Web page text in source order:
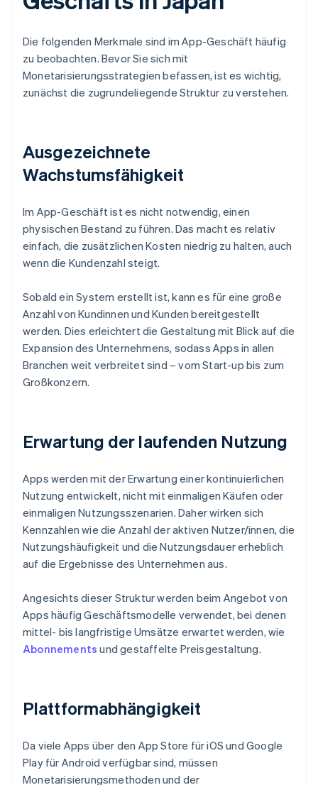
Die folgenden Merkmale sind im App-Geschäft häufig
zu beobachten. Bevor Sie sich mit
Monetarisierungsstrategien befassen, ist es wichtig,
zunächst die zugrundeliegende Struktur zu verstehen.
Ausgezeichnete
Wachstumsfähigkeit
Im App-Geschäft ist es nicht notwendig, einen
physischen Bestand zu führen. Das macht es relativ
einfach, die zusätzlichen Kosten niedrig zu halten, auch
wenn die Kundenzahl steigt.
Sobald ein System erstellt ist, kann es für eine große
Anzahl von Kundinnen und Kunden bereitgestellt
werden. Dies erleichtert die Gestaltung mit Blick auf die
Expansion des Unternehmens, sodass Apps in allen
Branchen weit verbreitet sind – vom Start-up bis zum
Großkonzern.
Erwartung der laufenden Nutzung
Apps werden mit der Erwartung einer kontinuierlichen
Nutzung entwickelt, nicht mit einmaligen Käufen oder
einmaligen Nutzungsszenarien. Daher wirken sich
Kennzahlen wie die Anzahl der aktiven Nutzer/innen, die
Nutzungshäufigkeit und die Nutzungsdauer erheblich
auf die Ergebnisse des Unternehmen aus.
Angesichts dieser Struktur werden beim Angebot von
Apps häufig Geschäftsmodelle verwendet, bei denen
mittel- bis langfristige Umsätze erwartet werden, wie
Abonnements und gestaffelte Preisgestaltung.
Plattformabhängigkeit
Da viele Apps über den App Store für iOS und Google
Play für Android verfügbar sind, müssen
Monetarisierungsmethoden und der